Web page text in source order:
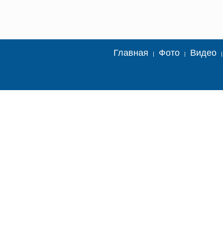
Главная | Фото | Видео